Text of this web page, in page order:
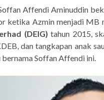
Affendi Aminuddin
ketika Azmin menjadi
(DEIG)tahun 2015,
dan tangkapan anak
Soffan Affendi ini.